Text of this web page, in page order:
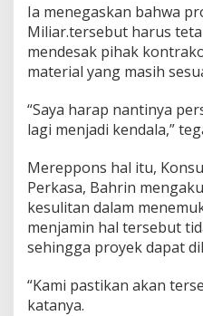
Ia menegaskan bahwa
Miliar.tersebut harus
mendesak pihak
material yang masih
“Saya harap nantinya
lagi menjadi kendala,”
Mereppons hal itu,
Perkasa, Bahrin
kesulitan dalam
menjamin hal tersebut
sehingga proyek dapat
“Kami pastikan akan
katanya.